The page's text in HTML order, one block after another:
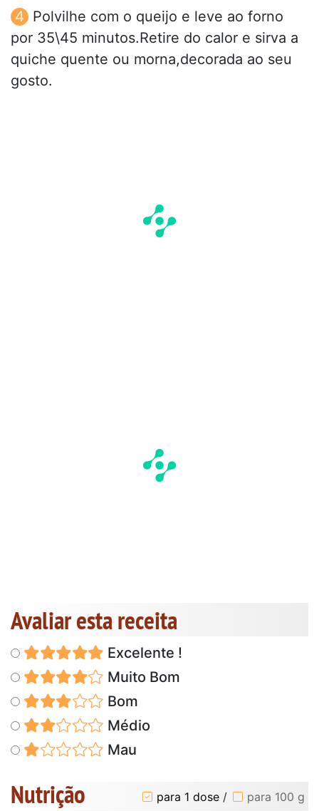
Polvilhe com o queijo e leve ao forno
por 35\45 minutos.Retire do calor e sirva a
quiche quente ou morna,decorada ao seu
gosto.
Avaliar esta receita
Excelente !
Muito Bom
Bom
Médio
Mau
Nutrição para 1 dose / para 100 g